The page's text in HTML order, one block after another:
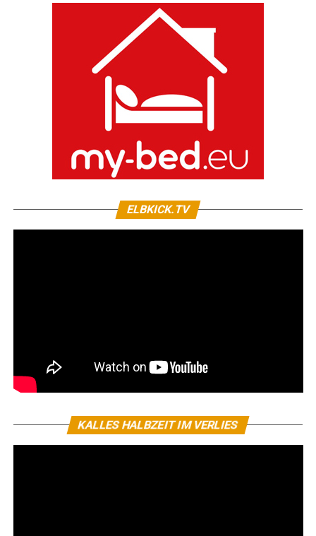
ELBKICK.TV
KALLES HALBZEIT IM VERLIES